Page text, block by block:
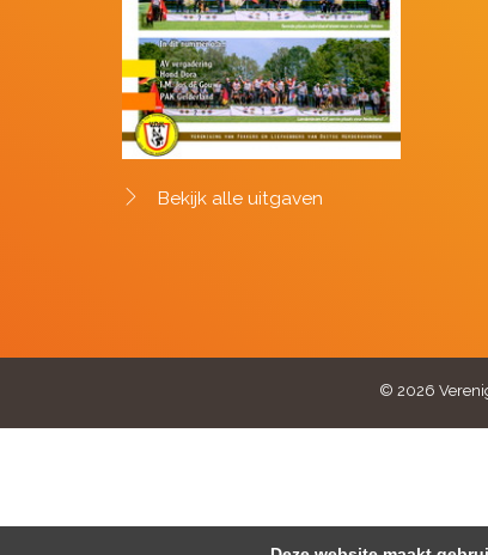
Bekijk alle uitgaven
© 2026